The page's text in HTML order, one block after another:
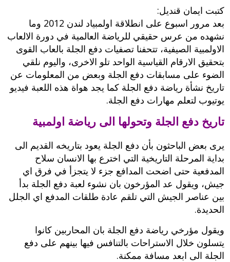
كتبت ايمان قنديل:
بعد مرور اسبوع على انطلاقة اولمبياد لندن 2012 وما
نشهده من عرس حقيقي للرياضة العالمية في دورة الالعاب
الاولمبية الصيفية، تتحفنا تصفيات دفع الجلة بالعاب القوى
بتحقيق الارقام القياسية الواحد تلو الاخرى، واليوم نلقي
الضوء على مسابقات دفع الجلة وبعض من المعلومات عن
تاريخ نشأة رياضة دفع الجلة كما يجد هواة هذه اللعبة فيديو
يوتيوب لتعلم مهارات دفع الجلة.
تاريخ دفع الجلة وتحولها الى رياضة اولمبية
يرى بعض الباحثون بأن دفع الجلة يعود بتاريخه القديم الى
بداية المرحلة التاريخية التي اخترع بها الانسان سلاح
المدفعية حتى اضحت المدافع جزء لا يتجزأ في فرق اي
جيش، ويقول عد المؤرخون بان نشوء لعبة دفع الجلة بدأ
بين عناصر الجيش التي تلقم عادة طلقات المدفع اي الجلل
الحديدة.
ويقول مؤرخي رياضة دفع الجلة بان المحاربين كانوا
يتسلون خلال الاستراحات بالتنافس فيها بينهم على دفع
الجلة الى ابعد مسافة ممكنة.